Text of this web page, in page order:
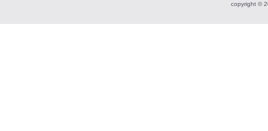
copyright ©